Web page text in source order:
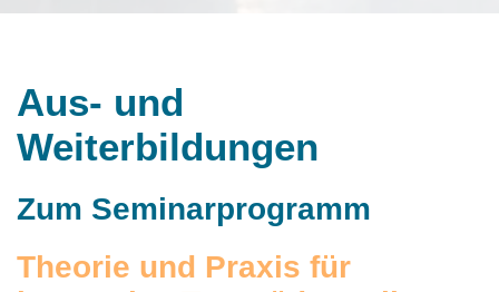
Aus- und
Weiterbildungen
Zum Seminarprogramm
Theorie und Praxis für